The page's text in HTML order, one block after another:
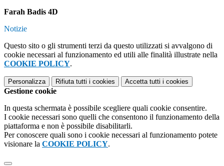
Farah Badis 4D
Notizie
Questo sito o gli strumenti terzi da questo utilizzati si avvalgono di
cookie necessari al funzionamento ed utili alle finalità illustrate nella
COOKIE POLICY.
Personalizza Rifiuta tutti i cookies Accetta tutti i cookies
Gestione cookie
In questa schermata è possibile scegliere quali cookie consentire.
I cookie necessari sono quelli che consentono il funzionamento della
piattaforma e non è possibile disabilitarli.
Per conoscere quali sono i cookie necessari al funzionamento potete
visionare la COOKIE POLICY.